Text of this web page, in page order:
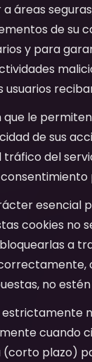
áreas
de su
y para
que le
de sus
del
esencial
cookies no
a
no
cuando
plazo)